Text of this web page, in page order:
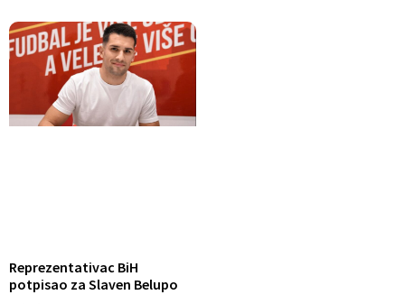
Reprezentativac BiH
potpisao za Slaven Belupo